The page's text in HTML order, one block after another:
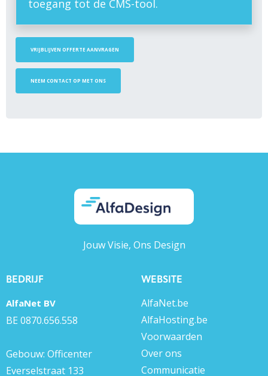
toegang tot de CMS-tool.
VRIJBLIJVEN OFFERTE AANVRAGEN
NEEM CONTACT OP MET ONS
Jouw Visie, Ons Design
BEDRIJF
AlfaNet BV
BE 0870.656.558
Gebouw: Officenter
Everselstraat 133
WEBSITE
AlfaNet.be
AlfaHosting.be
Voorwaarden
Over ons
Communicatie